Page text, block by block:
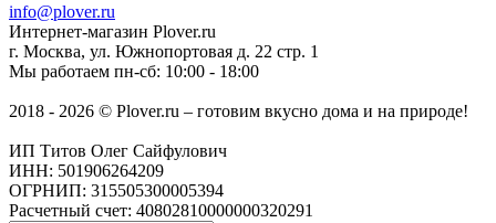
info@plover.ru
Интернет-магазин Plover.ru
г. Москва, ул. Южнопортовая д. 22 стр. 1
Мы работаем пн-сб: 10:00 - 18:00
2018 - 2026 © Plover.ru – готовим вкусно дома и на природе!
ИП Титов Олег Сайфулович
ИНН: 501906264209
ОГРНИП: 315505300005394
Расчетный счет: 40802810000000320291